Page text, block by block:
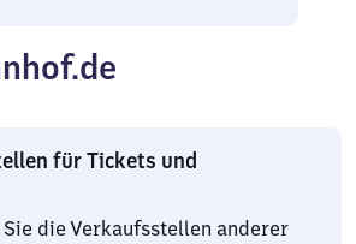
für Tickets und
die Verkaufsstellen anderer